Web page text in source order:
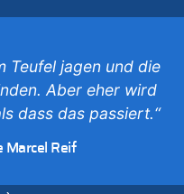
zum 1. FC Köln
zu
ist jetzt amtlich
ist jetzt amtlich
Eupen werden
Teufel jagen und die
Aber eher wird
dass das passiert.“
Marcel Reif